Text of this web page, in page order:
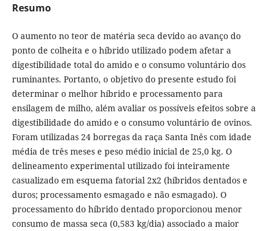
Resumo
O aumento no teor de matéria seca devido ao avanço do
ponto de colheita e o híbrido utilizado podem afetar a
digestibilidade total do amido e o consumo voluntário dos
ruminantes. Portanto, o objetivo do presente estudo foi
determinar o melhor híbrido e processamento para
ensilagem de milho, além avaliar os possíveis efeitos sobre a
digestibilidade do amido e o consumo voluntário de ovinos.
Foram utilizadas 24 borregas da raça Santa Inês com idade
média de três meses e peso médio inicial de 25,0 kg. O
delineamento experimental utilizado foi inteiramente
casualizado em esquema fatorial 2x2 (híbridos dentados e
duros; processamento esmagado e não esmagado). O
processamento do híbrido dentado proporcionou menor
consumo de massa seca (0,583 kg/dia) associado a maior